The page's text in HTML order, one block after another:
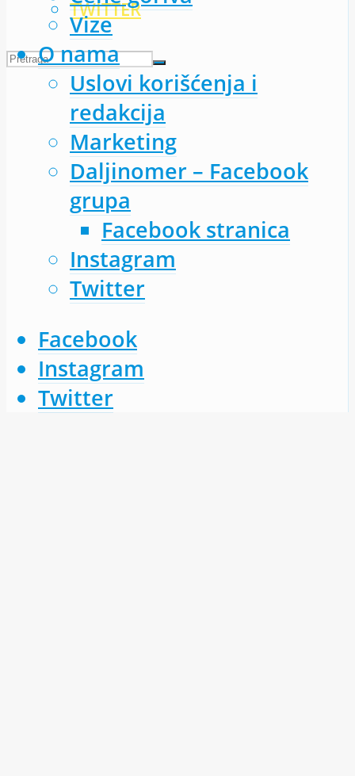
TWITTER
Vize
O nama
Uslovi korišćenja i
redakcija
Marketing
Daljinomer – Facebook
grupa
Facebook stranica
Instagram
Twitter
Facebook
Instagram
Twitter